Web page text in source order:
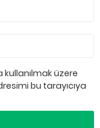
üzere
bu tarayıcıya